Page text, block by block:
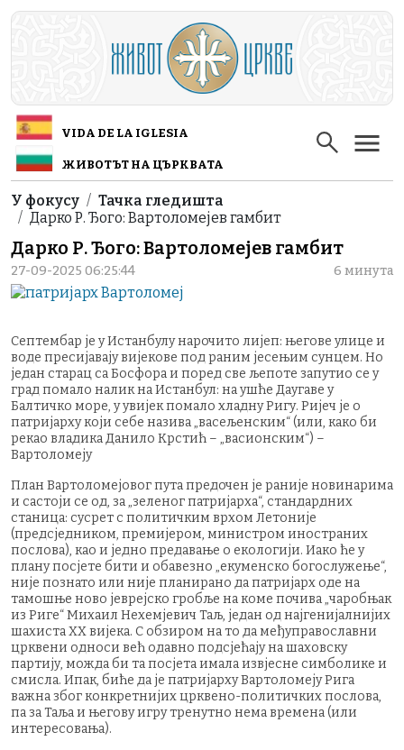
Skip to main content
VIDA DE LA IGLESIA
ЖИВОТЪТ НА ЦЪРКВАТА
Breadcrumb
У фокусу
Тачка гледишта
Дарко Р. Ђого: Вартоломејев гамбит
Дарко Р. Ђого: Вартоломејев гамбит
27-09-2025 06:25:44 6 минута
Септембар је у Истанбулу нарочито лијеп: његове улице и
воде пресијавају вијекове под раним јесењим сунцем. Но
један старац са Босфора и поред све љепоте запутио се у
град помало налик на Истанбул: на ушће Даугаве у
Балтичко море, у увијек помало хладну Ригу. Ријеч је о
патријарху који себе назива „васељенским“ (или, како би
рекао владика Данило Крстић – „васионским“) –
Вартоломеју
План Вартоломејовог пута предочен је раније новинарима
и састоји се од, за „зеленог патријарха“, стандардних
станица: сусрет с политичким врхом Летоније
(предсједником, премијером, министром иностраних
послова), као и једно предавање о екологији. Иако ће у
плану посјете бити и обавезно „екуменско богослужење“,
није познато или није планирано да патријарх оде на
тамошње ново јеврејско гробље на коме почива „чаробњак
из Риге“ Михаил Нехемјевич Таљ, један од најгенијалнијих
шахиста ХХ вијека. С обзиром на то да међуправославни
црквени односи већ одавно подсјећају на шаховску
партију, можда би та посјета имала извјесне симболике и
смисла. Ипак, биће да је патријарху Вартоломеју Рига
важна због конкретнијих црквено-политичких послова,
па за Таља и његову игру тренутно нема времена (или
интересовања).